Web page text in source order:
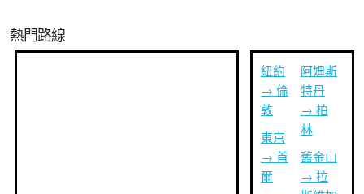
熱門路線
紐約
→ 倫
敦
東京
→ 首
爾
阿姆斯
特丹
→ 柏
林
舊金山
→ 拉